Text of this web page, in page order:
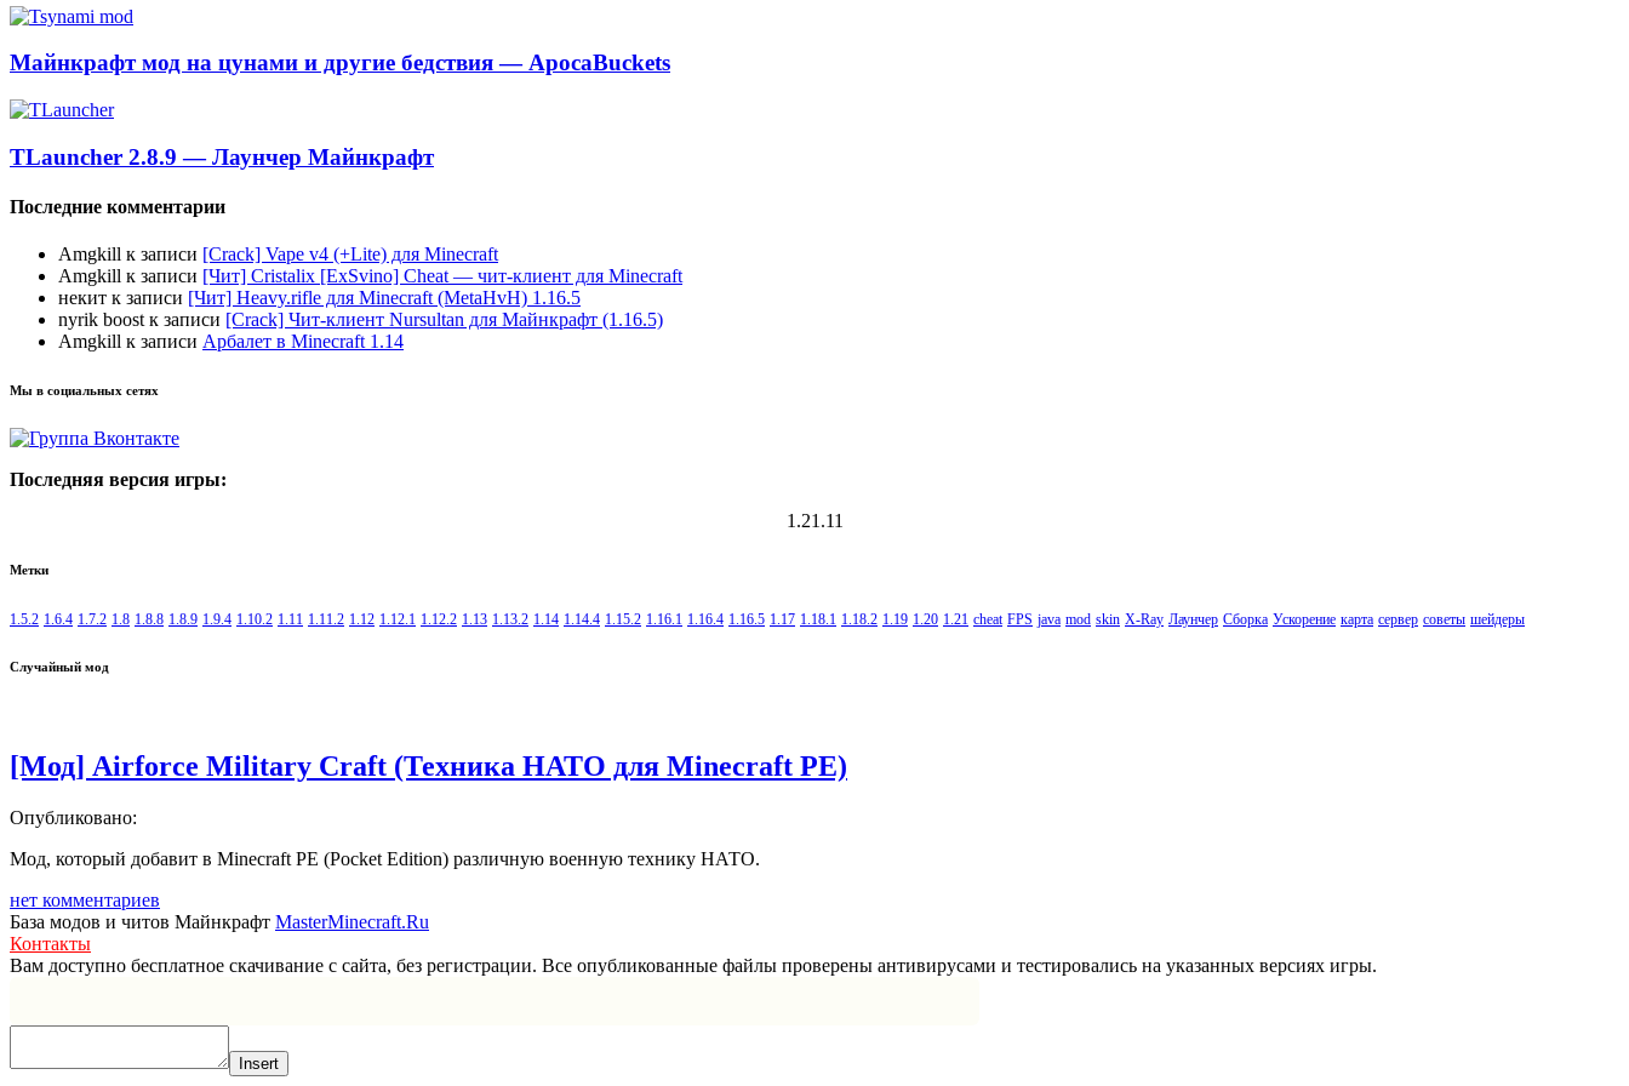
Майнкрафт мод на цунами и другие бедствия — ApocaBuckets
TLauncher 2.8.9 — Лаунчер Майнкрафт
Последние комментарии
Amgkill к записи [Crack] Vape v4 (+Lite) для Minecraft
Amgkill к записи [Чит] Cristalix [ExSvino] Cheat — чит-клиент для Minecraft
некит к записи [Чит] Heavy.rifle для Minecraft (MetaHvH) 1.16.5
nyrik boost к записи [Crack] Чит-клиент Nursultan для Майнкрафт (1.16.5)
Amgkill к записи Арбалет в Minecraft 1.14
Мы в социальных сетях
Последняя версия игры:
1.21.11
Метки
1.5.2 1.6.4 1.7.2 1.8 1.8.8 1.8.9 1.9.4 1.10.2 1.11 1.11.2 1.12 1.12.1 1.12.2 1.13 1.13.2 1.14 1.14.4 1.15.2 1.16.1 1.16.4 1.16.5 1.17 1.18.1 1.18.2 1.19 1.20 1.21 cheat FPS java mod skin X-Ray Лаунчер Сборка Ускорение карта сервер советы шейдеры
Случайный мод
[Мод] Airforce Military Craft (Техника НАТО для Minecraft PE)
Опубликовано:
Мод, который добавит в Minecraft PE (Pocket Edition) различную военную технику НАТО.
нет комментариев
База модов и читов Майнкрафт MasterMinecraft.Ru
Контакты
Вам доступно бесплатное скачивание с сайта, без регистрации. Все опубликованные файлы проверены антивирусами и тестировались на указанных версиях игры.
Insert